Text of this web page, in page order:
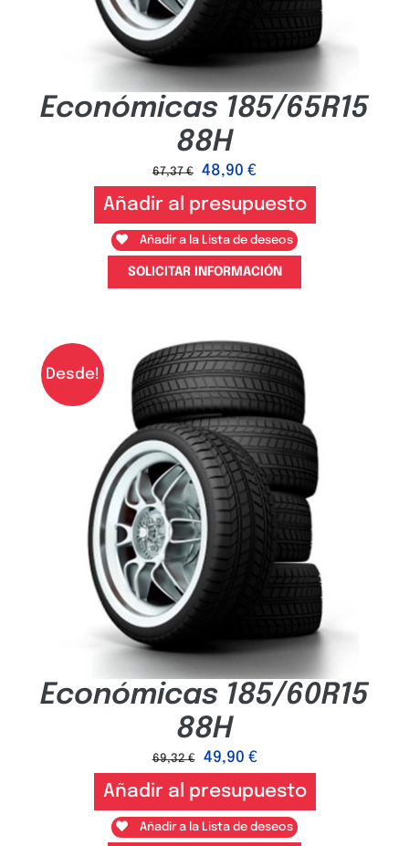
Económicas 185/65R15
88H
67,37€ 48,90 €
Añadir al presupuesto
Añadir a la Lista de deseos
SOLICITAR INFORMACIÓN
Desde!
Económicas 185/60R15
88H
69,32€ 49,90 €
Añadir al presupuesto
Añadir a la Lista de deseos